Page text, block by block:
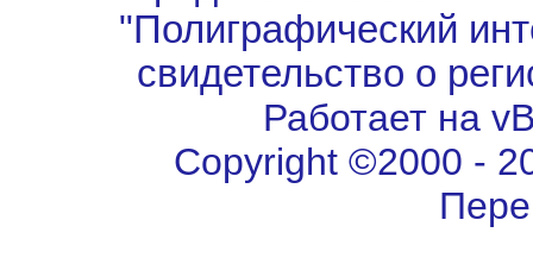
"Полиграфический
свидетельство о
Работает на
Copyright ©2000 -